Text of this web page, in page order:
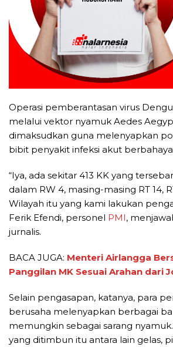
Operasi pemberantasan virus
melalui vektor nyamuk Aedes
dimaksudkan guna melenyapkan
bibit penyakit infeksi akut
“Iya, ada sekitar 413 KK yang
dalam RW 4, masing-masing RT 14,
Wilayah itu yang kami lakukan
Ferik Efendi, personel PMI,
jurnalis.
BACA JUGA: Menteri Airlangga
Panggilan MK Sesuai Arahan dari
Selain pengasapan, katanya, para
berusaha melenyapkan berbagai
memungkin sebagai sarang
yang ditimbun itu antara lain gelas,